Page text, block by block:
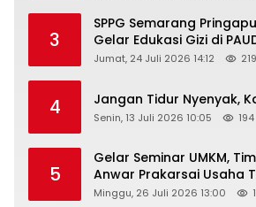
3
SPPG Semarang
Gelar Edukasi Gizi di
Peringati Hari Anak
Jumat, 24 Juli 2026 14:12 219
4 Jangan Tidur Nyenyak,
Senin, 13 Juli 2026 10:05 194
5
Gelar Seminar UMKM,
Anwar Prakarsai Usaha
di Logung
Minggu, 26 Juli 2026 13:00